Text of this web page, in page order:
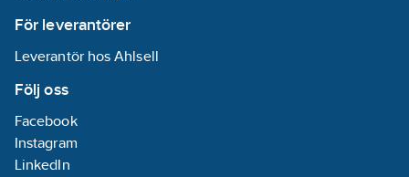
För leverantörer
Leverantör hos Ahlsell
Följ oss
Facebook
Instagram
LinkedIn